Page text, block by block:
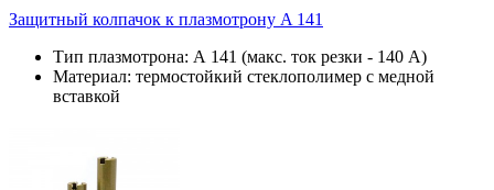
Защитный колпачок к плазмотрону A 141
Тип плазмотрона: А 141 (макс. ток резки - 140 А)
Материал: термостойкий стеклополимер с медной
вставкой